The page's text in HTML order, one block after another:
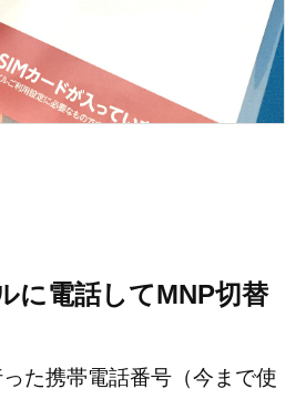
に電話してMNP切替
た携帯電話番号（今まで使